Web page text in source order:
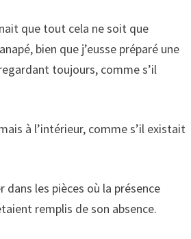
que tout cela ne soit que
bien que j’eusse préparé une
toujours, comme s’il
à l’intérieur, comme s’il existait
dans les pièces où la présence
remplis de son absence.